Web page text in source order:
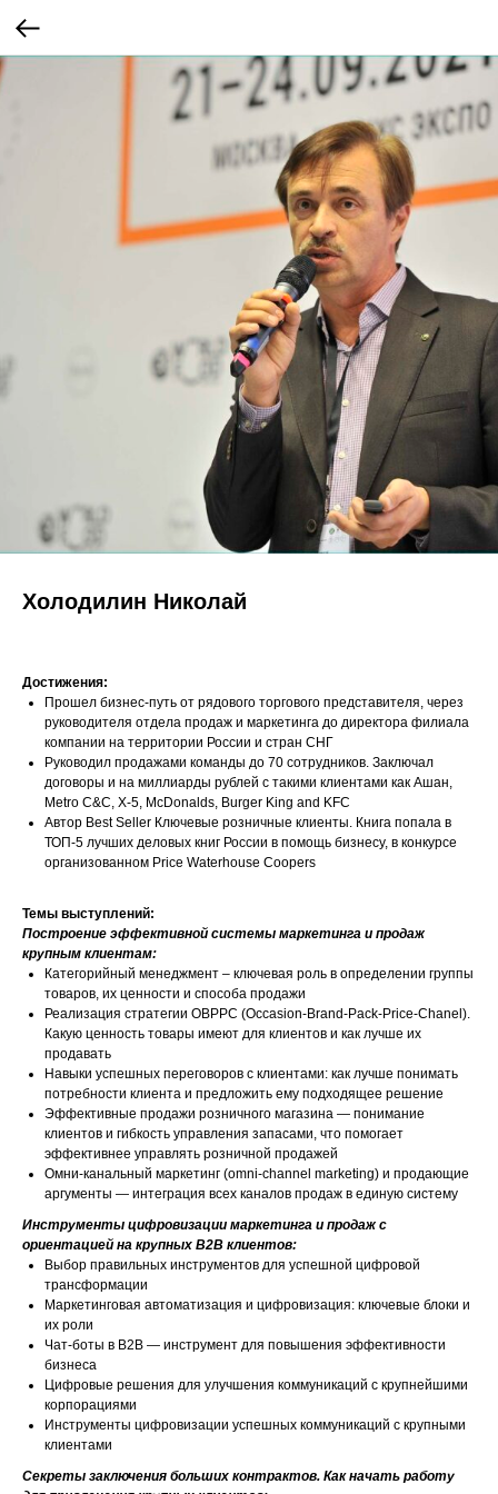
Холодилин Николай
Достижения:
Прошел бизнес-путь от рядового торгового представителя, через
руководителя отдела продаж и маркетинга до директора филиала
компании на территории России и стран СНГ
Руководил продажами команды до 70 сотрудников. Заключал
договоры и на миллиарды рублей с такими клиентами как Ашан,
Metro C&C, X-5, McDonalds, Burger King and KFC
Автор Best Seller Ключевые розничные клиенты. Книга попала в
ТОП-5 лучших деловых книг России в помощь бизнесу, в конкурсе
организованном Price Waterhouse Coopers
Темы выступлений:
Построение эффективной системы маркетинга и продаж
крупным клиентам:
Категорийный менеджмент – ключевая роль в определении группы
товаров, их ценности и способа продажи
Реализация стратегии OBPPC (Occasion-Brand-Pack-Price-Chanel).
Какую ценность товары имеют для клиентов и как лучше их
продавать
Навыки успешных переговоров с клиентами: как лучше понимать
потребности клиента и предложить ему подходящее решение
Эффективные продажи розничного магазина — понимание
клиентов и гибкость управления запасами, что помогает
эффективнее управлять розничной продажей
Омни-канальный маркетинг (omni-channel marketing) и продающие
аргументы — интеграция всех каналов продаж в единую систему
Инструменты цифровизации маркетинга и продаж с
ориентацией на крупных B2B клиентов:
Выбор правильных инструментов для успешной цифровой
трансформации
Маркетинговая автоматизация и цифровизация: ключевые блоки и
их роли
Чат-боты в B2B — инструмент для повышения эффективности
бизнеса
Цифровые решения для улучшения коммуникаций с крупнейшими
корпорациями
Инструменты цифровизации успешных коммуникаций с крупными
клиентами
Секреты заключения больших контрактов. Как начать работу